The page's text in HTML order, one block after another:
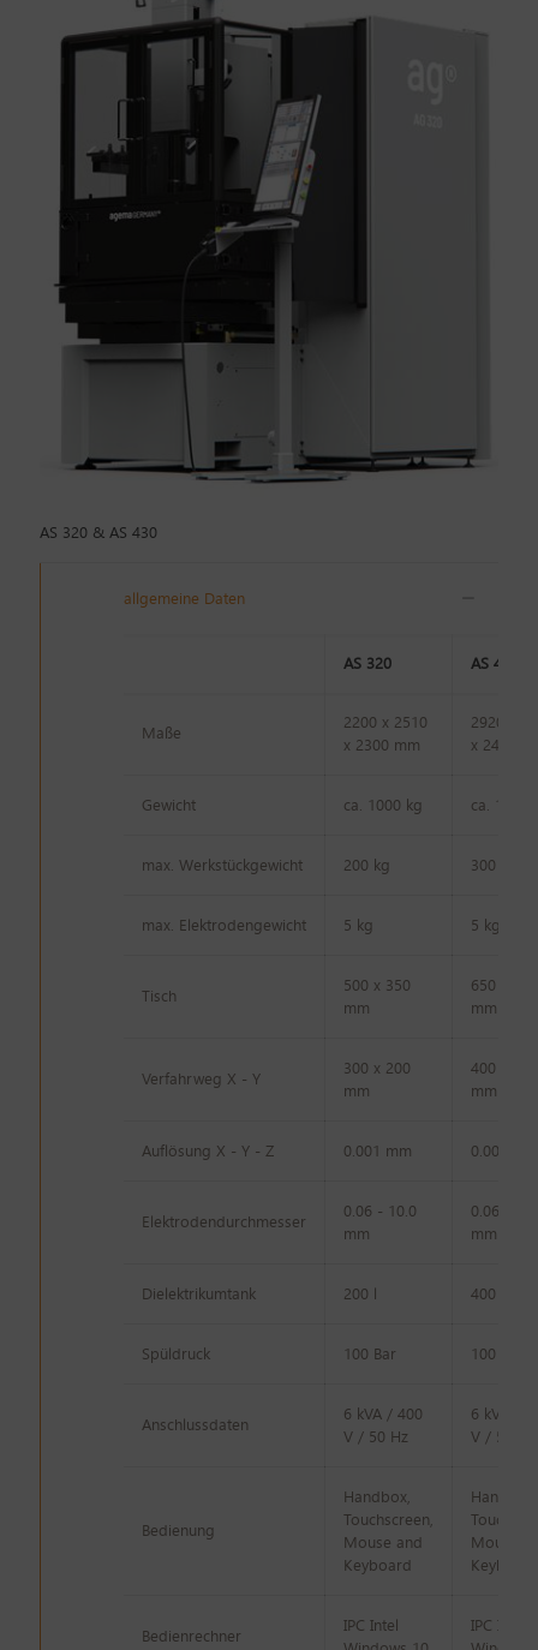
AS 320 & AS 430
allgemeine Daten
AS 320 AS 430
Maße
2200 x 2510
x 2300 mm
2920 x
x 2450
Gewicht ca. 1000 kg ca. 1500
max. Werkstückgewicht 200 kg 300 kg
max. Elektrodengewicht 5 kg 5 kg
Tisch
500 x 350
mm
650 x 400
mm
Verfahrweg X - Y
300 x 200
mm
400 x 300
mm
Auflösung X - Y - Z 0.001 mm 0.001 mm
Elektrodendurchmesser
0.06 - 10.0
mm
0.06 -
mm
Dielektrikumtank 200 l 400 l
Spüldruck 100 Bar 100 Bar
Anschlussdaten
6 kVA / 400
V / 50 Hz
6 kVA /
V / 50 Hz
Bedienung
Handbox,
Touchscreen,
Mouse and
Keyboard
Handbox,
Mouse
Keyboard
Bedienrechner
IPC Intel
IPC Intel